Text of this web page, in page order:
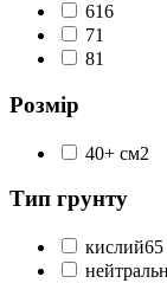
616
71
81
Розмір
40+ см2
Тип грунту
кислий65